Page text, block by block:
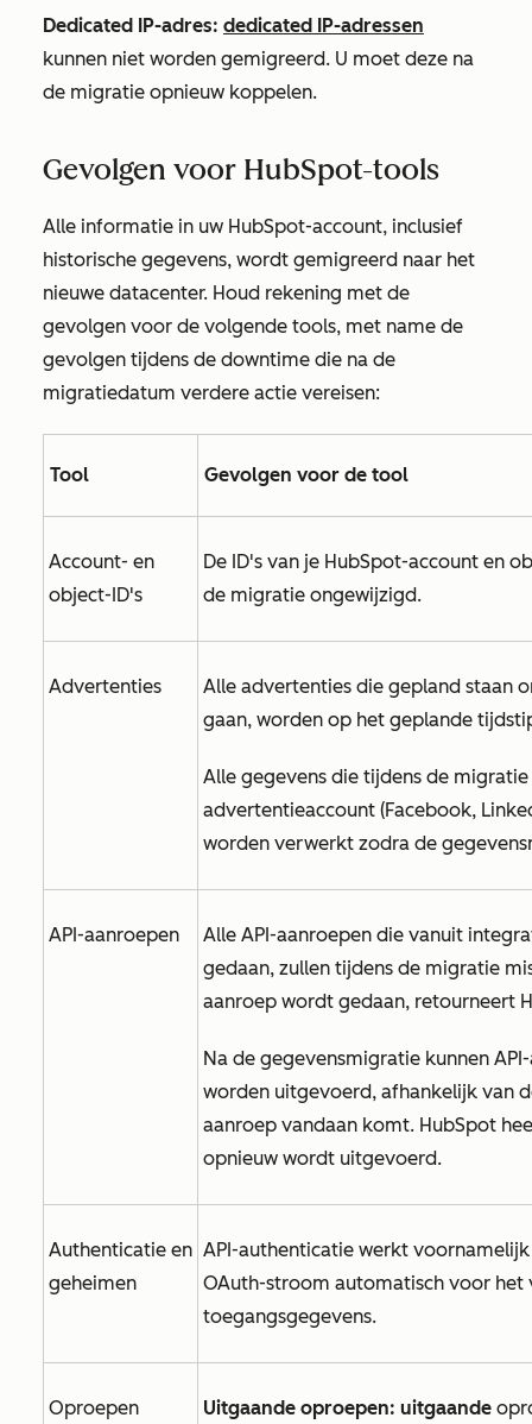
Dedicated IP-adres: dedicated IP-adressen
kunnen niet worden gemigreerd. U moet deze na
de migratie opnieuw koppelen.
Gevolgen voor HubSpot-tools
Alle informatie in uw HubSpot-account, inclusief
historische gegevens, wordt gemigreerd naar het
nieuwe datacenter. Houd rekening met de
gevolgen voor de volgende tools, met name de
gevolgen tijdens de downtime die na de
migratiedatum verdere actie vereisen:
Tool Gevolgen voor de tool
Account- en
object-ID's
De ID's van je HubSpot-account en
de migratie ongewijzigd.
Advertenties
Alle advertenties die gepland staan
gaan, worden op het geplande
Alle gegevens die tijdens de
advertentieaccount (Facebook,
worden verwerkt zodra de
API-aanroepen
Alle API-aanroepen die vanuit
gedaan, zullen tijdens de migratie
aanroep wordt gedaan, retourneert
Na de gegevensmigratie kunnen
worden uitgevoerd, afhankelijk van
aanroep vandaan komt. HubSpot
opnieuw wordt uitgevoerd.
Authenticatie en
geheimen
API-authenticatie werkt
OAuth-stroom automatisch voor het
toegangsgegevens.
Oproepen Uitgaande oproepen: uitgaande